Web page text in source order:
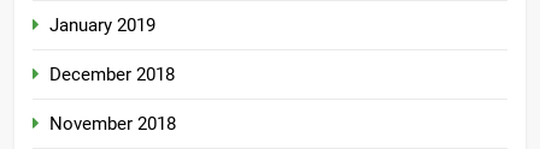
January 2019
December 2018
November 2018